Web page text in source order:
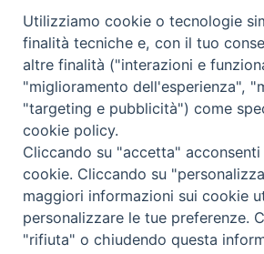
Ufficio Comunicazioni sociali
Piazza Giovene 4 – 70056 Molfetta
SEGUICI SU
Facebook
Instagram
X YouTube
Feed
Privacy Policy - trasparenza
Utilizziamo cookie o tecnologie
finalità tecniche e, con il tuo
altre finalità ("interazioni e
"miglioramento dell'esperienza",
"targeting e pubblicità") come
cookie policy.
Cliccando su "accetta"
cookie. Cliccando su
maggiori informazioni sui cookie
personalizzare le tue preferenze.
"rifiuta" o chiudendo questa